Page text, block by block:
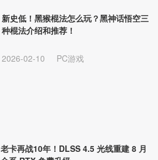
新史低！黑猴棍法怎么玩？黑神话悟空三
种棍法介绍和推荐！
2026-02-10 PC游戏
老卡再战10年！DLSS 4.5 光线重建 8 月